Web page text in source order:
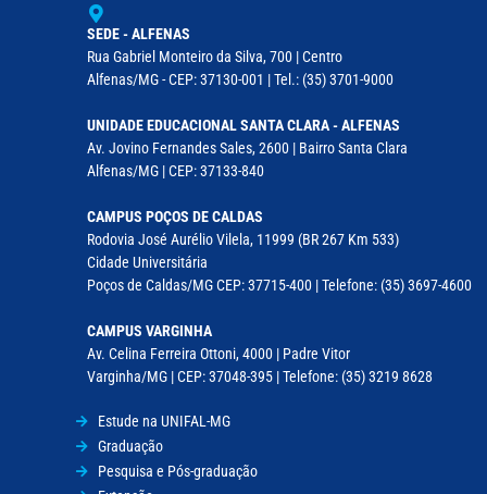
SEDE - ALFENAS
Rua Gabriel Monteiro da Silva, 700 | Centro
Alfenas/MG - CEP: 37130-001 | Tel.: (35) 3701-9000
UNIDADE EDUCACIONAL SANTA CLARA - ALFENAS
Av. Jovino Fernandes Sales, 2600 | Bairro Santa Clara
Alfenas/MG | CEP: 37133-840
CAMPUS POÇOS DE CALDAS
Rodovia José Aurélio Vilela, 11999 (BR 267 Km 533)
Cidade Universitária
Poços de Caldas/MG CEP: 37715-400 | Telefone: (35) 3697-4600
CAMPUS VARGINHA
Av. Celina Ferreira Ottoni, 4000 | Padre Vitor
Varginha/MG | CEP: 37048-395 | Telefone: (35) 3219 8628
Estude na UNIFAL-MG
Graduação
Pesquisa e Pós-graduação